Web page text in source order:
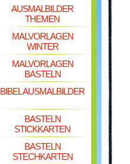
AUSMALBILDER
THEMEN
MALVORLAGEN
WINTER
MALVORLAGEN
BASTELN
BIBEL AUSMALBILDER
BASTELN
STICKKARTEN
BASTELN
STECHKARTEN